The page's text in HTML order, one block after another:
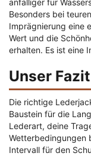
anfälliger für
Besonders bei
Imprägnierung eine
Wert und die
erhalten. Es ist eine
Unser Fazit
Die richtige
Baustein für die
Lederart, deine
Wetterbedingungen
Intervall für den